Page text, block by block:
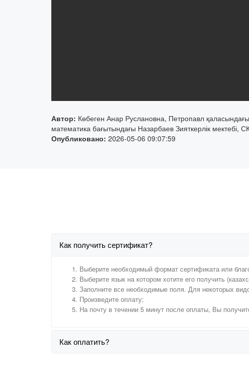
Автор: Көбеген Анар Руслановна, Петропавл
математика бағытындағы Назарбаев Зияткерлік мектебі,
Опубликовано: 2026-05-06 09:07:59
Как получить сертификат?
Выберите необходимый формат сертификата или
Выберите язык на котором хотите его получить
Заполните все необходимые поля. Для некоторых
Произведите оплату;
На почту в течении 5 минут после оплаты, Вы
Как оплатить?